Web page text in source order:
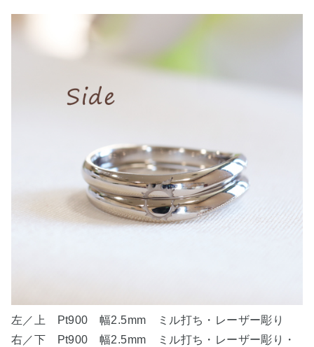
左／上 Pt900 幅2.5mm ミル打ち・レーザー彫り
右／下 Pt900 幅2.5mm ミル打ち・レーザー彫り・